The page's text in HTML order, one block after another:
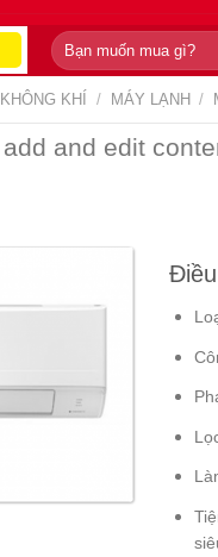
Tìm
kiếm:
KHÍ / MÁY LẠNH /
and edit